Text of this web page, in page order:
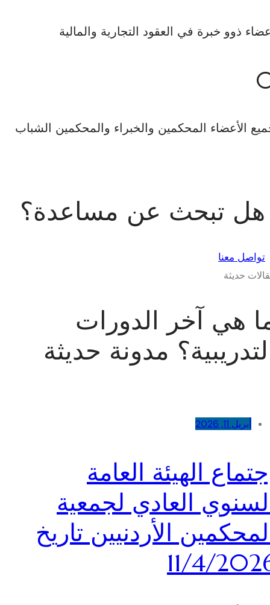
ذوو خبرة في العقود التجارية والمالية
الأعضاء المحكمين والخبراء والمحكمين الشباب
هل تبحث عن مساعدة؟
تواصل معنا
حديثة
هي آخر الدورات
مدونة حديثة
أبريل 11, 2026
الهيئة العامة
العادي لجمعية
الأردنيين تاريخ
11/4/